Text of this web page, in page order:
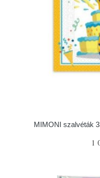
MIMONI szalvéták
1